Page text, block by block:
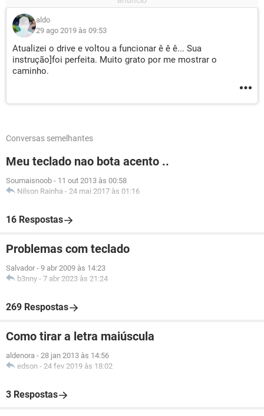
aldo
29 ago 2019 às 09:53
Atualizei o drive e voltou a funcionar ê ê ê... Sua
instrução]foi perfeita. Muito grato por me mostrar o
caminho.
Conversas semelhantes
Meu teclado nao bota acento ..
Soumaisnoob - 11 out 2013 às 00:58
Nilson Rainha - 24 mai 2017 às 01:16
16 Respostas
Problemas com teclado
Salvador - 9 abr 2009 às 14:23
b3nny - 7 abr 2023 às 21:24
269 Respostas
Como tirar a letra maiúscula
aldenora - 28 jan 2013 às 14:56
edson - 24 fev 2019 às 18:02
3 Respostas